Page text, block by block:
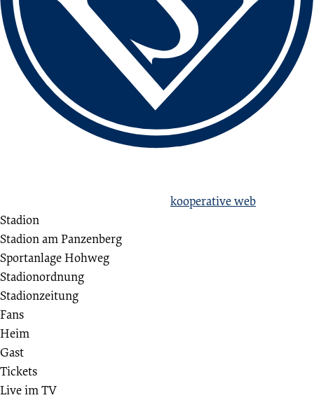
kooperative web
Stadion
Stadion am Panzenberg
Sportanlage Hohweg
Stadionordnung
Stadionzeitung
Fans
Heim
Gast
Tickets
Live im TV